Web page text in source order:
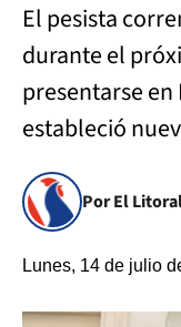
El pesista
durante el
presentarse
estableció
Por El
Lunes, 14 de julio